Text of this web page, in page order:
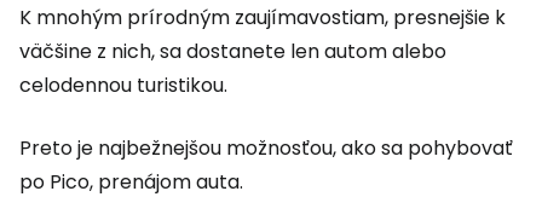
K mnohým prírodným zaujímavostiam, presnejšie k
väčšine z nich, sa dostanete len autom alebo
celodennou turistikou.
Preto je najbežnejšou možnosťou, ako sa pohybovať
po Pico, prenájom auta.